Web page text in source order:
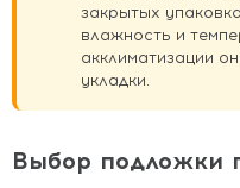
закрытых
влажность и
акклиматизации
укладки.
Выбор подложки